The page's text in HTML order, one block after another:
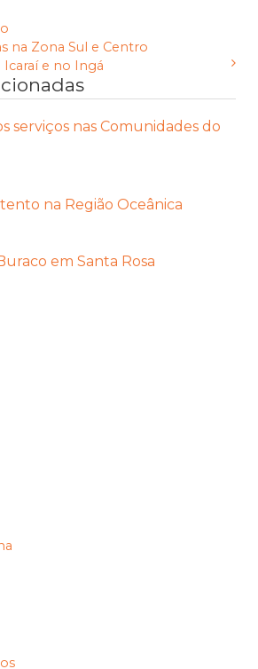
na Zona Sul e Centro
e no Ingá
serviços nas Comunidades do
na Região Oceânica
em Santa Rosa